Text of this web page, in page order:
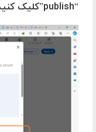
“publish”کلیک کنید